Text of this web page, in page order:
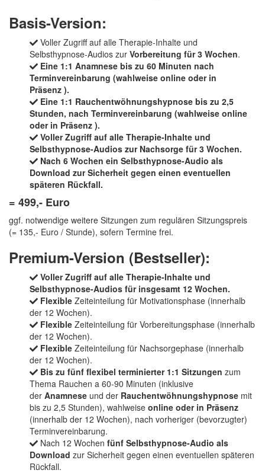
Basis-Version:
Voller Zugriff auf alle Therapie-Inhalte und
Selbsthypnose-Audios zur Vorbereitung für 3 Wochen.
Eine 1:1 Anamnese bis zu 60 Minuten nach
Terminvereinbarung (wahlweise online oder in
Präsenz ).
Eine 1:1 Rauchentwöhnungshypnose bis zu 2,5
Stunden, nach Terminvereinbarung (wahlweise online
oder in Präsenz ).
Voller Zugriff auf alle Therapie-Inhalte und
Selbsthypnose-Audios zur Nachsorge für 3 Wochen.
Nach 6 Wochen ein Selbsthypnose-Audio als
Download zur Sicherheit gegen einen eventuellen
späteren Rückfall.
= 499,- Euro
ggf. notwendige weitere Sitzungen zum regulären Sitzungspreis
(= 135,- Euro / Stunde), sofern Termine frei.
Premium-Version (Bestseller):
Voller Zugriff auf alle Therapie-Inhalte und
Selbsthypnose-Audios für insgesamt 12 Wochen.
Flexible Zeiteinteilung für Motivationsphase (innerhalb
der 12 Wochen).
Flexible Zeiteinteilung für Vorbereitungsphase (innerhalb
der 12 Wochen).
Flexible Zeiteinteilung für Nachsorgephase (innerhalb
der 12 Wochen).
Bis zu fünf flexibel terminierter 1:1 Sitzungen zum
Thema Rauchen a 60-90 Minuten (inklusive
der Anamnese und der Rauchentwöhnungshypnose mit
bis zu 2,5 Stunden), wahlweise online oder in Präsenz
(innerhalb der 12 Wochen), nach vorheriger (bevorzugter)
Terminvereinbarung.
Nach 12 Wochen fünf Selbsthypnose-Audio als
Download zur Sicherheit gegen einen eventuellen späteren
Rückfall.